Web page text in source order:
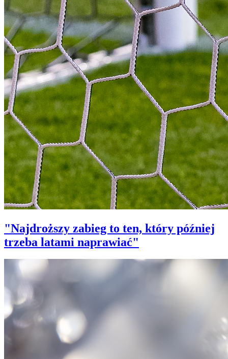
"Najdroższy zabieg to ten, który później
trzeba latami naprawiać"